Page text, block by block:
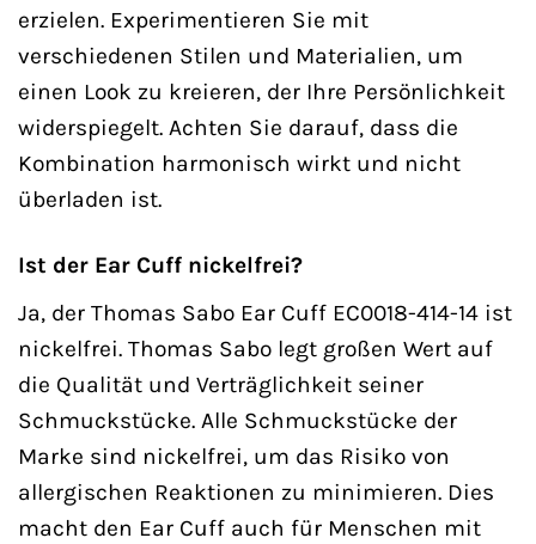
erzielen. Experimentieren Sie mit
verschiedenen Stilen und Materialien, um
einen Look zu kreieren, der Ihre Persönlichkeit
widerspiegelt. Achten Sie darauf, dass die
Kombination harmonisch wirkt und nicht
überladen ist.
Ist der Ear Cuff nickelfrei?
Ja, der Thomas Sabo Ear Cuff EC0018-414-14 ist
nickelfrei. Thomas Sabo legt großen Wert auf
die Qualität und Verträglichkeit seiner
Schmuckstücke. Alle Schmuckstücke der
Marke sind nickelfrei, um das Risiko von
allergischen Reaktionen zu minimieren. Dies
macht den Ear Cuff auch für Menschen mit